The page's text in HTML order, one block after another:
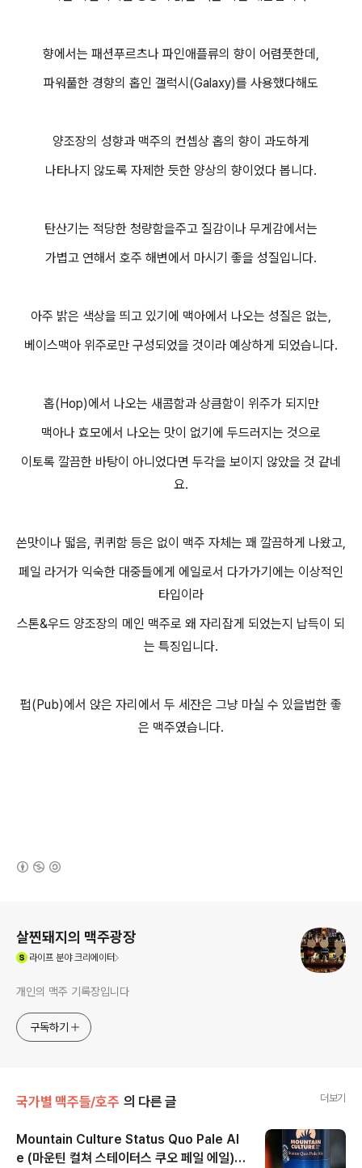
향에서는 패션푸르츠나 파인애플류의 향이 어렴풋한데,
파워풀한 경향의 홉인 갤럭시(Galaxy)를 사용했다해도
양조장의 성향과 맥주의 컨셉상 홉의 향이 과도하게
나타나지 않도록 자제한 듯한 양상의 향이었다 봅니다.
탄산기는 적당한 청량함을주고 질감이나 무게감에서는
가볍고 연해서 호주 해변에서 마시기 좋을 성질입니다.
아주 밝은 색상을 띄고 있기에 맥아에서 나오는 성질은 없는,
베이스맥아 위주로만 구성되었을 것이라 예상하게 되었습니다.
홉(Hop)에서 나오는 새콤함과 상큼함이 위주가 되지만
맥아나 효모에서 나오는 맛이 없기에 두드러지는 것으로
이토록 깔끔한 바탕이 아니었다면 두각을 보이지 않았을 것 같네
요.
쓴맛이나 떫음, 퀴퀴함 등은 없이 맥주 자체는 꽤 깔끔하게 나왔고,
페일 라거가 익숙한 대중들에게 에일로서 다가가기에는 이상적인
타입이라
스톤&우드 양조장의 메인 맥주로 왜 자리잡게 되었는지 납득이 되
는 특징입니다.
펍(Pub)에서 앉은 자리에서 두 세잔은 그냥 마실 수 있을법한 좋
은 맥주였습니다.
살찐돼지의 맥주광장
라이프분야 크리에이터
개인의 맥주 기록장입니다
구독하기
국가별 맥주들/호주 의 다른 글 더보기
Mountain Culture Status Quo Pale Al
e (마운틴 컬쳐 스테이터스 쿠오 페일 에일) -